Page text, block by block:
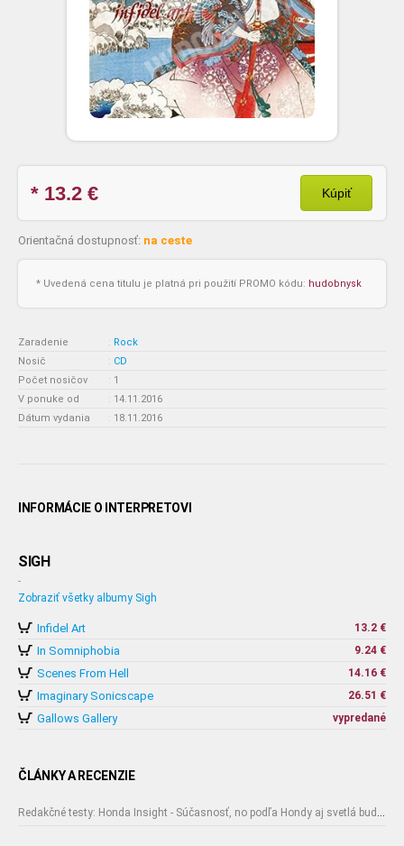
* 13.2 € Kúpiť
Orientačná dostupnosť: na ceste
* Uvedená cena titulu je platná pri použití PROMO kódu: hudobnysk
Zaradenie : Rock
Nosič
: CD
Počet nosičov
: 1
V ponuke od
: 14.11.2016
Dátum vydania
: 18.11.2016
INFORMÁCIE O INTERPRETOVI
SIGH
-
Zobraziť všetky albumy Sigh
Infidel Art 13.2 €
In Somniphobia 9.24 €
Scenes From Hell 14.16 €
Imaginary Sonicscape 26.51 €
Gallows Gallery vypredané
ČLÁNKY A RECENZIE
Redakčné testy: Honda Insight - Súčasnosť, no podľa Hondy aj svetlá budúcnosť..